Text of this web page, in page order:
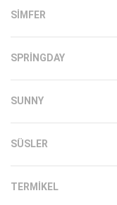
SIMFER
SPRINGDAY
SUNNY
SÜSLER
TERMIKEL